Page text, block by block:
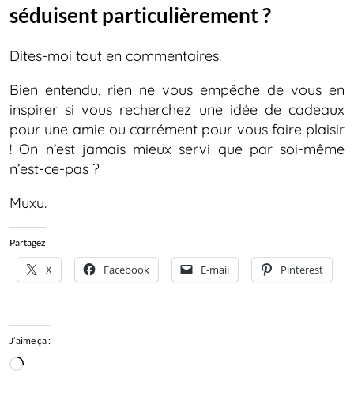
séduisent particulièrement ?
Dites-moi tout en commentaires.
Bien entendu, rien ne vous empêche de vous en
inspirer si vous recherchez une idée de cadeaux
pour une amie ou carrément pour vous faire plaisir
! On n’est jamais mieux servi que par soi-même
n’est-ce-pas ?
Muxu.
Partagez
X Facebook E-mail Pinterest
J’aime ça :
Chargement…